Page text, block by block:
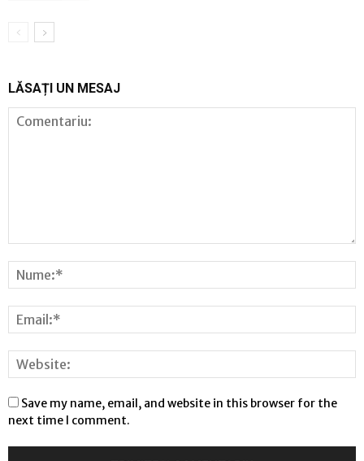
LĂSAȚI UN MESAJ
Save my name, email, and website in this browser for the
next time I comment.